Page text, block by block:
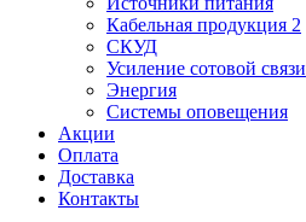
Кабельная продукция 2
СКУД
Усиление сотовой связи
Энергия
Системы оповещения
Акции
Оплата
Доставка
Контакты